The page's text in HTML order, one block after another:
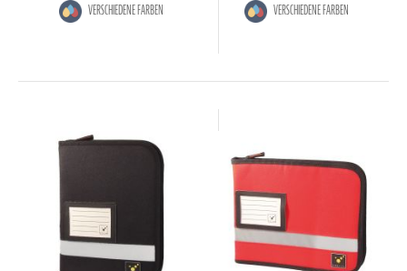
VERSCHIEDENE FARBEN VERSCHIEDENE FARBEN